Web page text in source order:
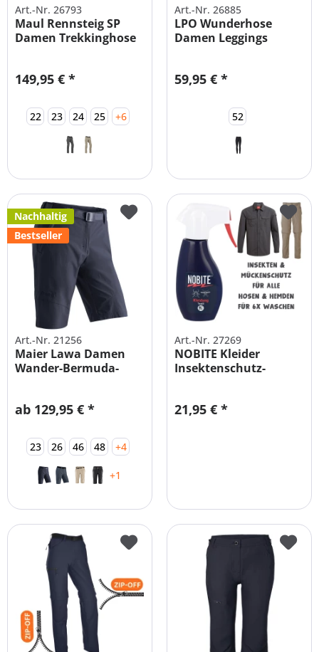
Art.-Nr. 26793
Maul Rennsteig SP
Damen Trekkinghose
149,95 € *
22 23 24 25 +6
Art.-Nr. 26885
LPO Wunderhose
Damen Leggings
59,95 € *
52
Nachhaltig
Bestseller
Art.-Nr. 21256
Maier Lawa Damen
Wander-Bermuda-
ab 129,95 € *
23 26 46 48 +4
+1
Art.-Nr. 27269
NOBITE Kleider
Insektenschutz-
21,95 € *